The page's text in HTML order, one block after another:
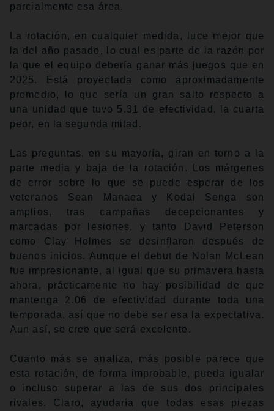
parcialmente esa área.
La rotación, en cualquier medida, luce mejor que
la del año pasado, lo cual es parte de la razón por
la que el equipo debería ganar más juegos que en
2025. Está proyectada como aproximadamente
promedio, lo que sería un gran salto respecto a
una unidad que tuvo 5.31 de efectividad, la cuarta
peor, en la segunda mitad.
Las preguntas, en su mayoría, giran en torno a la
parte media y baja de la rotación. Los márgenes
de error sobre lo que se puede esperar de los
veteranos Sean Manaea y Kodai Senga son
amplios, tras campañas decepcionantes y
marcadas por lesiones, y tanto David Peterson
como Clay Holmes se desinflaron después de
buenos inicios. Aunque el debut de Nolan McLean
fue impresionante, al igual que su primavera hasta
ahora, prácticamente no hay posibilidad de que
mantenga 2.06 de efectividad durante toda una
temporada, así que no debe ser esa la expectativa.
Aun así, se cree que será excelente.
Cuanto más se analiza, más posible parece que
esta rotación, de forma improbable, pueda igualar
o incluso superar a las de sus dos principales
rivales. Claro, ayudaría que todas esas piezas